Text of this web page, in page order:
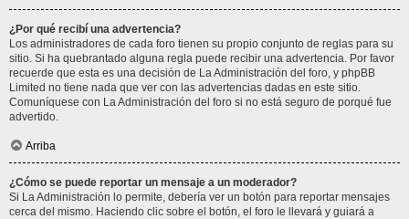
¿Por qué recibí una advertencia?
Los administradores de cada foro tienen su propio conjunto de reglas para su
sitio. Si ha quebrantado alguna regla puede recibir una advertencia. Por favor
recuerde que esta es una decisión de La Administración del foro, y phpBB
Limited no tiene nada que ver con las advertencias dadas en este sitio.
Comuníquese con La Administración del foro si no está seguro de porqué fue
advertido.
Arriba
¿Cómo se puede reportar un mensaje a un moderador?
Si La Administración lo permite, debería ver un botón para reportar mensajes
cerca del mismo. Haciendo clic sobre el botón, el foro le llevará y guiará a